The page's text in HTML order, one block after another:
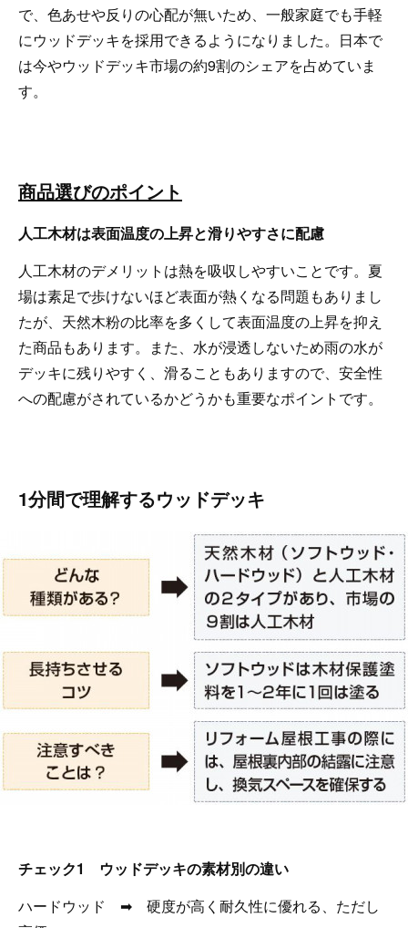
で、色あせや反りの心配が無いため、一般家庭でも手軽
にウッドデッキを採用できるようになりました。日本で
は今やウッドデッキ市場の約9割のシェアを占めていま
す。
商品選びのポイント
人工木材は表面温度の上昇と滑りやすさに配慮
人工木材のデメリットは熱を吸収しやすいことです。夏
場は素足で歩けないほど表面が熱くなる問題もありまし
たが、天然木粉の比率を多くして表面温度の上昇を抑え
た商品もあります。また、水が浸透しないため雨の水が
デッキに残りやすく、滑ることもありますので、安全性
への配慮がされているかどうかも重要なポイントです。
1分間で理解するウッドデッキ
チェック1 ウッドデッキの素材別の違い
ハードウッド ➡ 硬度が高く耐久性に優れる、ただし